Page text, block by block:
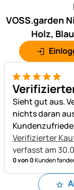
VOSS.garden
Holz,
5 von 5
Sieht gut aus.
nichts daran
Verifizierter
verfasst am
0 von 0Kunden